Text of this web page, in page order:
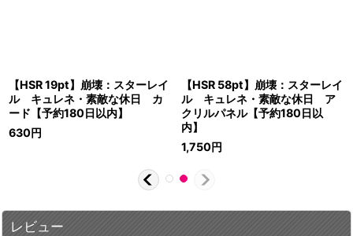
【HSR 19pt】崩壊：スターレイ
ル キュレネ・素敵な休日 カ
ード【予約180日以内】
630円
【HSR 58pt】崩壊：スターレイ
ル キュレネ・素敵な休日 ア
クリルパネル【予約180日以
内】
1,750円
レビュー